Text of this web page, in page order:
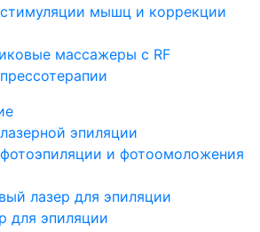
мышц и коррекции
массажеры с RF
эпиляции
и фотоомоложения
лазер для эпиляции
для эпиляции